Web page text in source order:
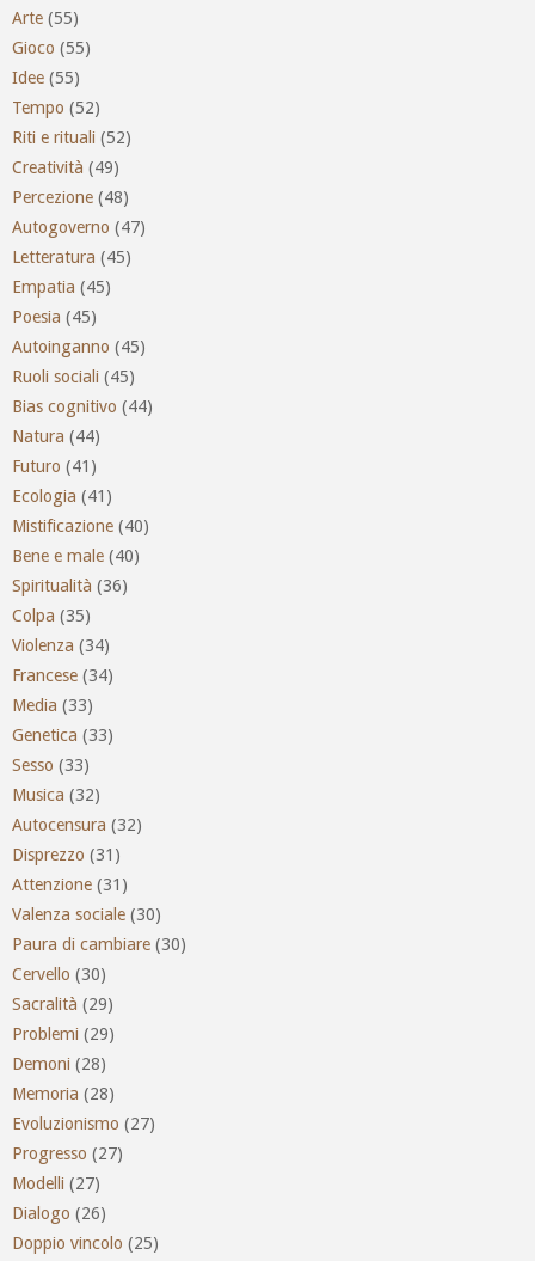
Arte (55)
Gioco (55)
Idee (55)
Tempo (52)
Riti e rituali (52)
Creatività (49)
Percezione (48)
Autogoverno (47)
Letteratura (45)
Empatia (45)
Poesia (45)
Autoinganno (45)
Ruoli sociali (45)
Bias cognitivo (44)
Natura (44)
Futuro (41)
Ecologia (41)
Mistificazione (40)
Bene e male (40)
Spiritualità (36)
Colpa (35)
Violenza (34)
Francese (34)
Media (33)
Genetica (33)
Sesso (33)
Musica (32)
Autocensura (32)
Disprezzo (31)
Attenzione (31)
Valenza sociale (30)
Paura di cambiare (30)
Cervello (30)
Sacralità (29)
Problemi (29)
Demoni (28)
Memoria (28)
Evoluzionismo (27)
Progresso (27)
Modelli (27)
Dialogo (26)
Doppio vincolo (25)